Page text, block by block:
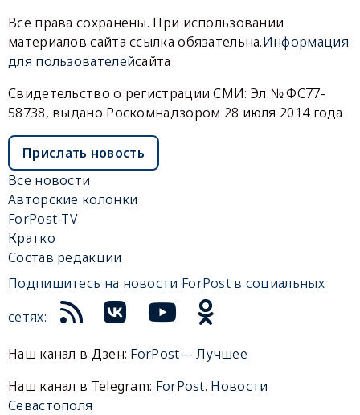
Все права сохранены. При использовании
материалов сайта ссылка обязательна.Информация
для пользователейсайта
Свидетельство о регистрации СМИ: Эл № ФС77-
58738, выдано Роскомнадзором 28 июля 2014 года
Прислать новость
Все новости
Авторские колонки
ForPost-TV
Кратко
Состав редакции
Подпишитесь на новости ForPost в социальных
сетях:
Наш канал в Дзен: ForPost— Лучшее
Наш канал в Telegram: ForPost. Новости
Севастополя